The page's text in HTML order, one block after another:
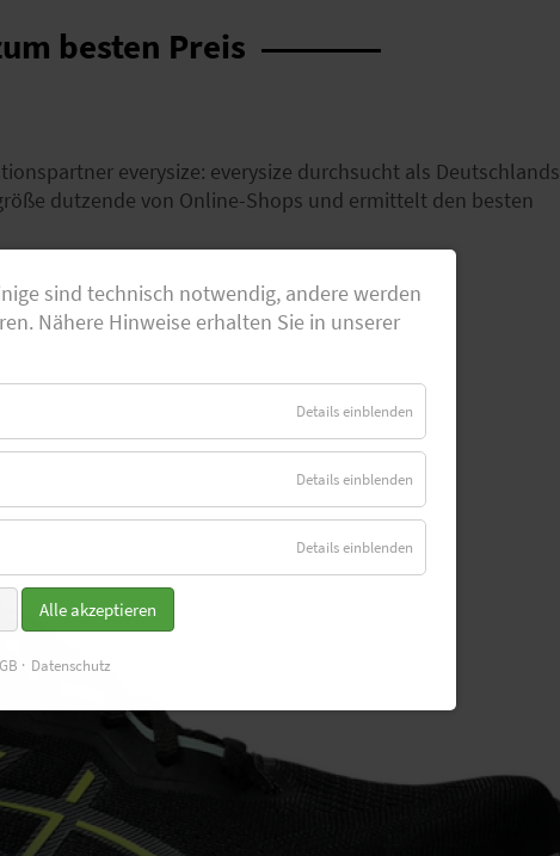
besten Preis
everysize: everysize durchsucht als Deutschlands
dutzende von Online-Shops und ermittelt den besten
sind technisch notwendig, andere werden
Nähere Hinweise erhalten Sie in unserer
Details einblenden
Details einblenden
Details einblenden
Alle akzeptieren
Datenschutz